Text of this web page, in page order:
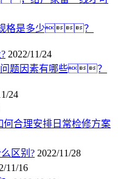
规格是多少？
2022/11/24
问题因素有哪些？
24
何合理安排日常检修方案
区别? 2022/11/28
11/16